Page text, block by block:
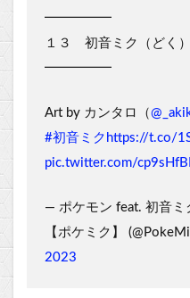
━━━━━
１３ 初音ミク（どく
━━━━━
Art by カンタロ（
#初音ミク https://t.co/
pic.twitter.com/
— ポケモン feat. 初音ミ
【ポケミク】
2023